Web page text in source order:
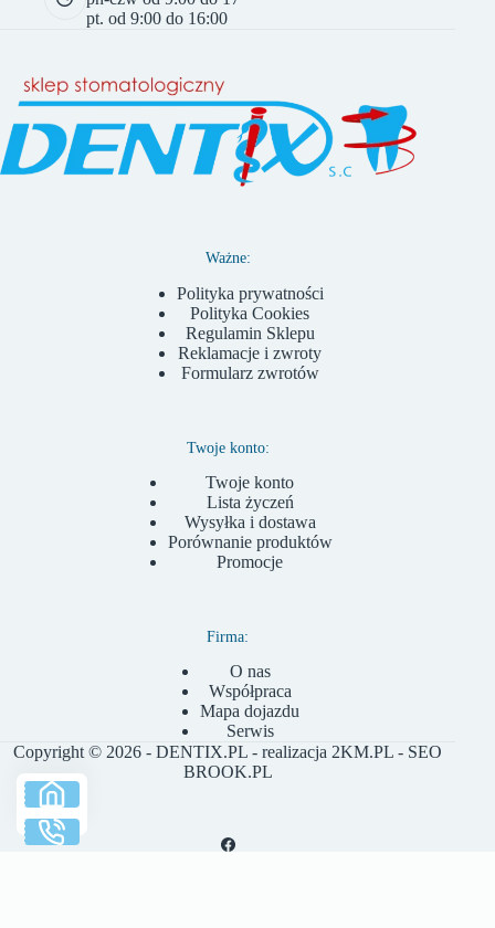
pt. od 9:00 do 16:00
Ważne:
Polityka prywatności
Polityka Cookies
Regulamin Sklepu
Reklamacje i zwroty
Formularz zwrotów
Twoje konto:
Twoje konto
Lista życzeń
Wysyłka i dostawa
Porównanie produktów
Promocje
Firma:
O nas
Współpraca
Mapa dojazdu
Serwis
Copyright © 2026 - DENTIX.PL - realizacja 2KM.PL - SEO
BROOK.PL